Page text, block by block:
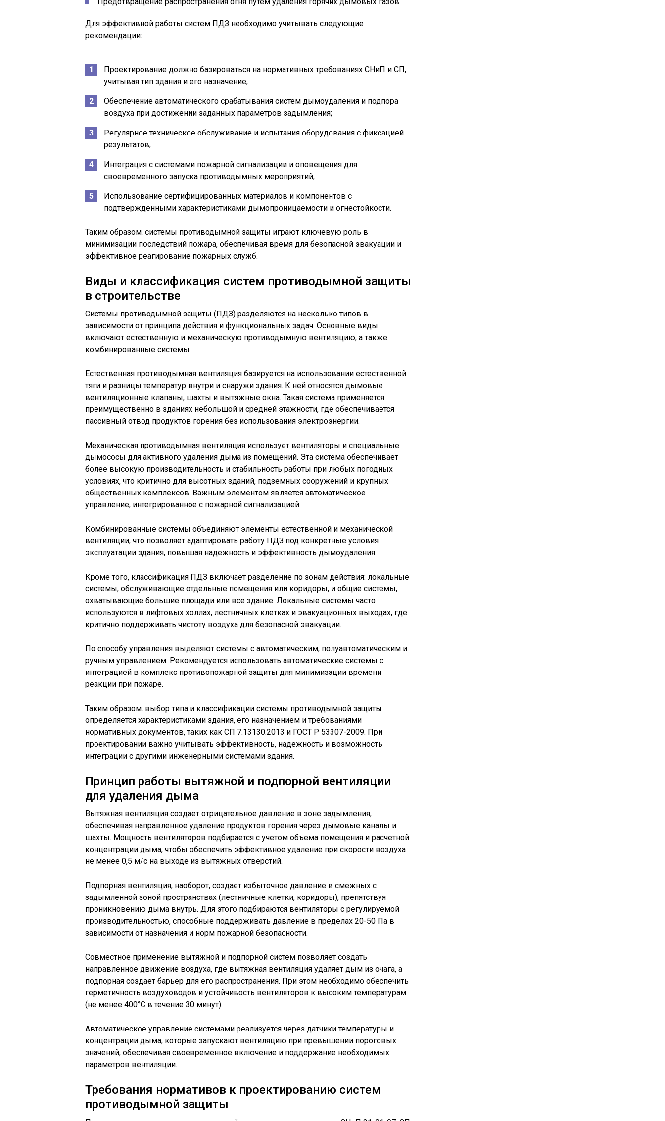
Для эффективной работы систем ПДЗ необходимо учитывать следующие
рекомендации:
Проектирование должно базироваться на нормативных требованиях СНиП и СП,
учитывая тип здания и его назначение;
Обеспечение автоматического срабатывания систем дымоудаления и подпора
воздуха при достижении заданных параметров задымления;
Регулярное техническое обслуживание и испытания оборудования с фиксацией
результатов;
Интеграция с системами пожарной сигнализации и оповещения для
своевременного запуска противодымных мероприятий;
Использование сертифицированных материалов и компонентов с
подтвержденными характеристиками дымопроницаемости и огнестойкости.
Таким образом, системы противодымной защиты играют ключевую роль в
минимизации последствий пожара, обеспечивая время для безопасной эвакуации и
эффективное реагирование пожарных служб.
Виды и классификация систем противодымной защиты
в строительстве
Системы противодымной защиты (ПДЗ) разделяются на несколько типов в
зависимости от принципа действия и функциональных задач. Основные виды
включают естественную и механическую противодымную вентиляцию, а также
комбинированные системы.
Естественная противодымная вентиляция базируется на использовании естественной
тяги и разницы температур внутри и снаружи здания. К ней относятся дымовые
вентиляционные клапаны, шахты и вытяжные окна. Такая система применяется
преимущественно в зданиях небольшой и средней этажности, где обеспечивается
пассивный отвод продуктов горения без использования электроэнергии.
Механическая противодымная вентиляция использует вентиляторы и специальные
дымососы для активного удаления дыма из помещений. Эта система обеспечивает
более высокую производительность и стабильность работы при любых погодных
условиях, что критично для высотных зданий, подземных сооружений и крупных
общественных комплексов. Важным элементом является автоматическое
управление, интегрированное с пожарной сигнализацией.
Комбинированные системы объединяют элементы естественной и механической
вентиляции, что позволяет адаптировать работу ПДЗ под конкретные условия
эксплуатации здания, повышая надежность и эффективность дымоудаления.
Кроме того, классификация ПДЗ включает разделение по зонам действия: локальные
системы, обслуживающие отдельные помещения или коридоры, и общие системы,
охватывающие большие площади или все здание. Локальные системы часто
используются в лифтовых холлах, лестничных клетках и эвакуационных выходах, где
критично поддерживать чистоту воздуха для безопасной эвакуации.
По способу управления выделяют системы с автоматическим, полуавтоматическим и
ручным управлением. Рекомендуется использовать автоматические системы с
интеграцией в комплекс противопожарной защиты для минимизации времени
реакции при пожаре.
Таким образом, выбор типа и классификации системы противодымной защиты
определяется характеристиками здания, его назначением и требованиями
нормативных документов, таких как СП 7.13130.2013 и ГОСТ Р 53307-2009. При
проектировании важно учитывать эффективность, надежность и возможность
интеграции с другими инженерными системами здания.
Принцип работы вытяжной и подпорной вентиляции
для удаления дыма
Вытяжная вентиляция создает отрицательное давление в зоне задымления,
обеспечивая направленное удаление продуктов горения через дымовые каналы и
шахты. Мощность вентиляторов подбирается с учетом объема помещения и расчетной
концентрации дыма, чтобы обеспечить эффективное удаление при скорости воздуха
не менее 0,5 м/с на выходе из вытяжных отверстий.
Подпорная вентиляция, наоборот, создает избыточное давление в смежных с
задымленной зоной пространствах (лестничные клетки, коридоры), препятствуя
проникновению дыма внутрь. Для этого подбираются вентиляторы с регулируемой
производительностью, способные поддерживать давление в пределах 20-50 Па в
зависимости от назначения и норм пожарной безопасности.
Совместное применение вытяжной и подпорной систем позволяет создать
направленное движение воздуха, где вытяжная вентиляция удаляет дым из очага, а
подпорная создает барьер для его распространения. При этом необходимо обеспечить
герметичность воздуховодов и устойчивость вентиляторов к высоким температурам
(не менее 400°C в течение 30 минут).
Автоматическое управление системами реализуется через датчики температуры и
концентрации дыма, которые запускают вентиляцию при превышении пороговых
значений, обеспечивая своевременное включение и поддержание необходимых
параметров вентиляции.
Требования нормативов к проектированию систем
противодымной защиты